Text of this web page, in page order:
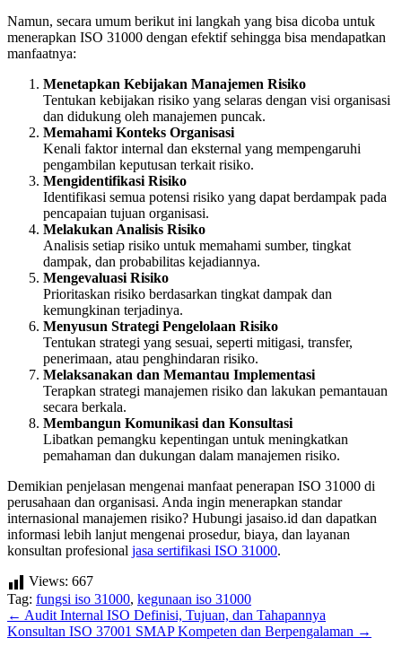
Namun, secara umum berikut ini langkah yang bisa dicoba untuk
menerapkan ISO 31000 dengan efektif sehingga bisa mendapatkan
manfaatnya:
Menetapkan Kebijakan Manajemen Risiko
Tentukan kebijakan risiko yang selaras dengan visi organisasi
dan didukung oleh manajemen puncak.
Memahami Konteks Organisasi
Kenali faktor internal dan eksternal yang mempengaruhi
pengambilan keputusan terkait risiko.
Mengidentifikasi Risiko
Identifikasi semua potensi risiko yang dapat berdampak pada
pencapaian tujuan organisasi.
Melakukan Analisis Risiko
Analisis setiap risiko untuk memahami sumber, tingkat
dampak, dan probabilitas kejadiannya.
Mengevaluasi Risiko
Prioritaskan risiko berdasarkan tingkat dampak dan
kemungkinan terjadinya.
Menyusun Strategi Pengelolaan Risiko
Tentukan strategi yang sesuai, seperti mitigasi, transfer,
penerimaan, atau penghindaran risiko.
Melaksanakan dan Memantau Implementasi
Terapkan strategi manajemen risiko dan lakukan pemantauan
secara berkala.
Membangun Komunikasi dan Konsultasi
Libatkan pemangku kepentingan untuk meningkatkan
pemahaman dan dukungan dalam manajemen risiko.
Demikian penjelasan mengenai manfaat penerapan ISO 31000 di
perusahaan dan organisasi. Anda ingin menerapkan standar
internasional manajemen risiko? Hubungi jasaiso.id dan dapatkan
informasi lebih lanjut mengenai prosedur, biaya, dan layanan
konsultan profesional jasa sertifikasi ISO 31000.
Views: 667
Tag: fungsi iso 31000, kegunaan iso 31000
Post
navigation
← Audit Internal ISO Definisi, Tujuan, dan Tahapannya
Konsultan ISO 37001 SMAP Kompeten dan Berpengalaman →